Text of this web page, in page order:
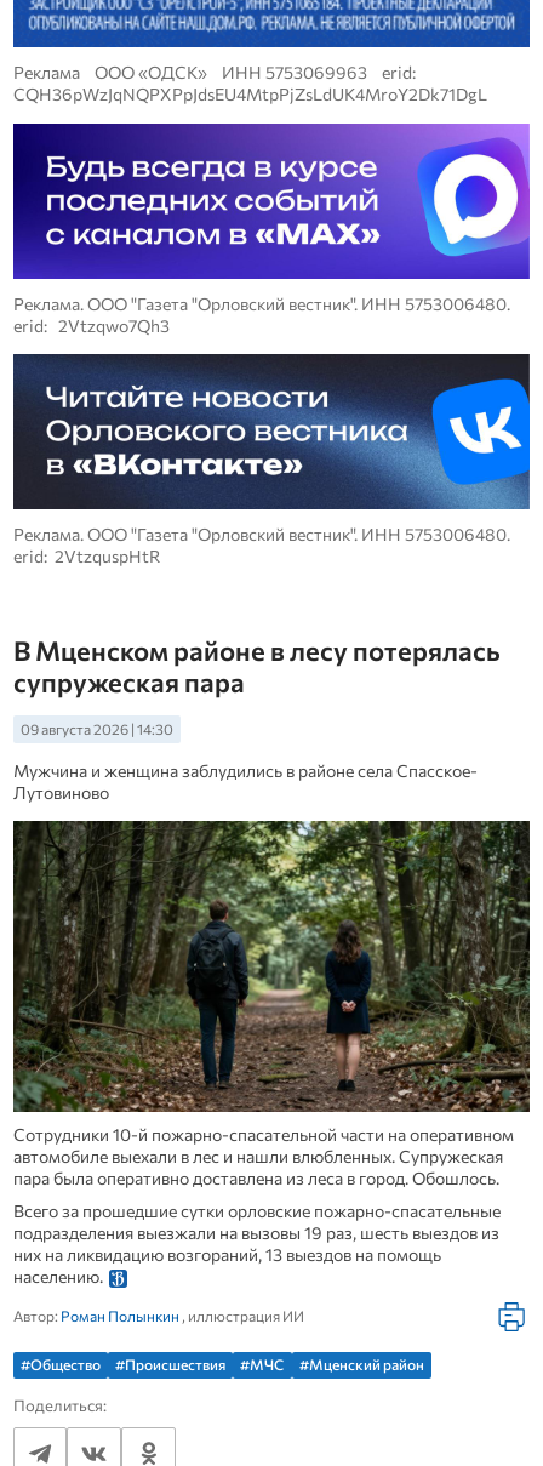
Реклама ООО «ОДСК» ИНН 5753069963 erid:
CQH36pWzJqNQPXPpJdsEU4MtpPjZsLdUK4MroY2Dk71DgL
Реклама. ООО "Газета "Орловский вестник". ИНН 5753006480.
erid: 2Vtzqwo7Qh3
Реклама. ООО "Газета "Орловский вестник". ИНН 5753006480.
erid: 2VtzquspHtR
В Мценском районе в лесу потерялась
супружеская пара
09 августа 2026 | 14:30
Мужчина и женщина заблудились в районе села Спасское-
Лутовиново
Сотрудники 10-й пожарно-спасательной части на оперативном
автомобиле выехали в лес и нашли влюбленных. Супружеская
пара была оперативно доставлена из леса в город. Обошлось.
Всего за прошедшие сутки орловские пожарно-спасательные
подразделения выезжали на вызовы 19 раз, шесть выездов из
них на ликвидацию возгораний, 13 выездов на помощь
населению.
Автор: Роман Полынкин , иллюстрация ИИ
#Общество #Происшествия #МЧС #Мценский район
Поделиться: